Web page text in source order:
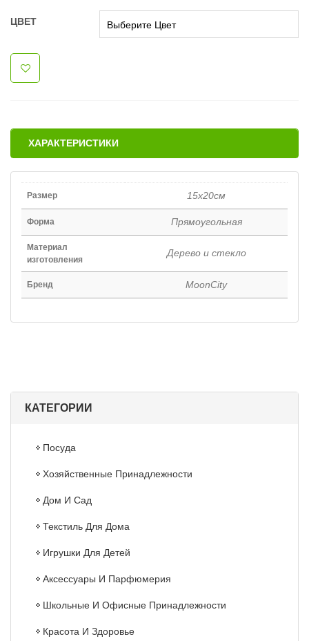
КАТЕГОРИИ
Посуда
Хозяйственные Принадлежности
Дом И Сад
Текстиль Для Дома
Игрушки Для Детей
Аксессуары И Парфюмерия
Школьные И Офисные Принадлежности
Красота И Здоровье
ЦВЕТ
ХАРАКТЕРИСТИКИ
Размер 15х20см
Форма Прямоугольная
Материал
изготовления
Дерево и стекло
Бренд MoonCity